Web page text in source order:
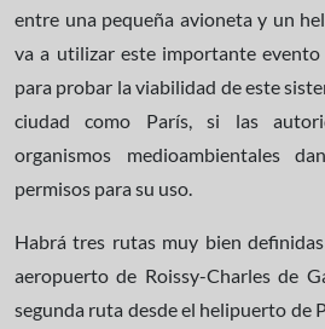
entre una pequeña avioneta y un
va a utilizar este importante
para probar la viabilidad de este
ciudad como París, si las
organismos medioambientales
permisos para su uso.
Habrá tres rutas muy bien
aeropuerto de Roissy-Charles de
segunda ruta desde el helipuerto de